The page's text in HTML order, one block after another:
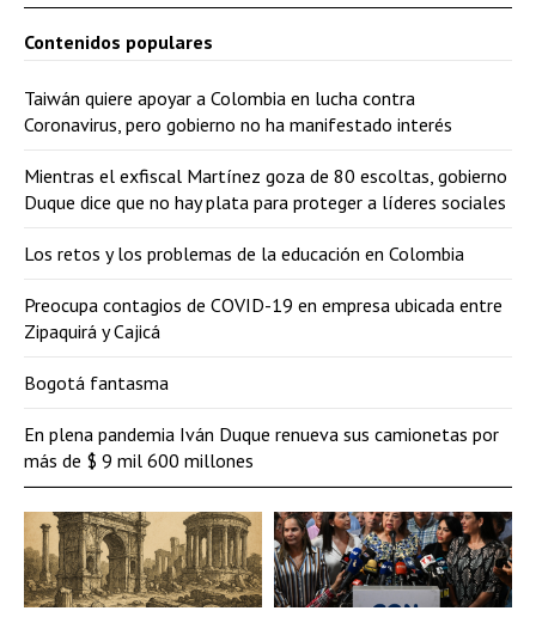
Contenidos populares
Taiwán quiere apoyar a Colombia en lucha contra
Coronavirus, pero gobierno no ha manifestado interés
Mientras el exfiscal Martínez goza de 80 escoltas, gobierno
Duque dice que no hay plata para proteger a líderes sociales
Los retos y los problemas de la educación en Colombia
Preocupa contagios de COVID-19 en empresa ubicada entre
Zipaquirá y Cajicá
Bogotá fantasma
En plena pandemia Iván Duque renueva sus camionetas por
más de $ 9 mil 600 millones